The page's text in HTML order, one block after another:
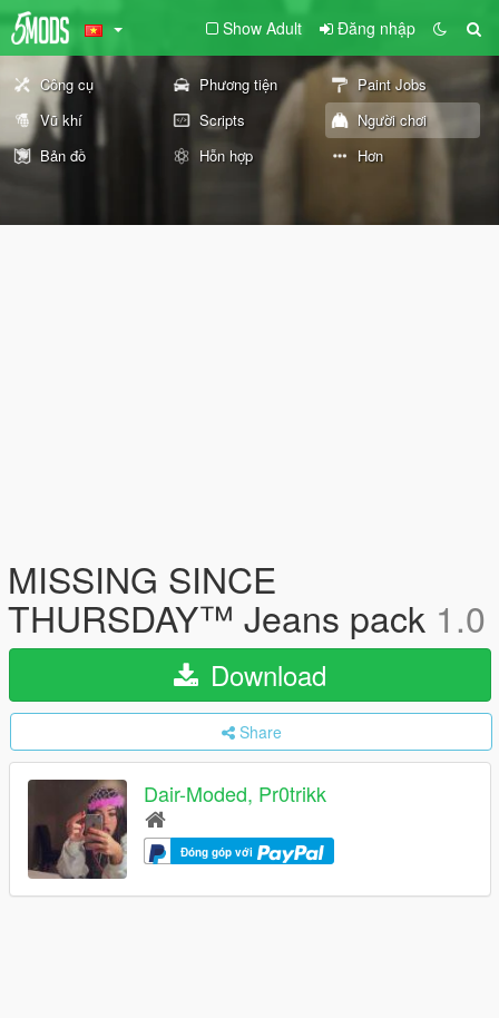
Show Adult Đăng nhập
Công cụ Phương tiện
Paint Jobs
Vũ khí
Scripts
Người chơi
Bản đồ
Hỗn hợp Hơn
MISSING SINCE
THURSDAY™ Jeans pack 1.0
Download
Share
Dair-Moded, Pr0trikk
Đóng góp với